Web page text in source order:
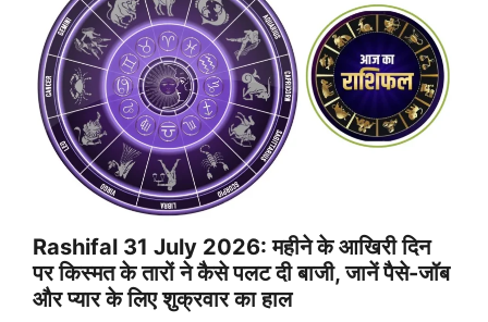
Rashifal 31 July 2026: महीने के आखिरी दिन
पर किस्मत के तारों ने कैसे पलट दी बाजी, जानें पैसे-जॉब
और प्यार के लिए शुक्रवार का हाल